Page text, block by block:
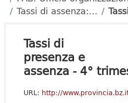
Tassi di assenza:...
Tassi di
presenza e
assenza - 4°
URL: http://www.provincia.bz.it/it/downloads/